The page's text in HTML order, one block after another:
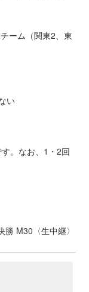
ーム（関東2、東
い
。なお、1・2回
M30〈生中継〉